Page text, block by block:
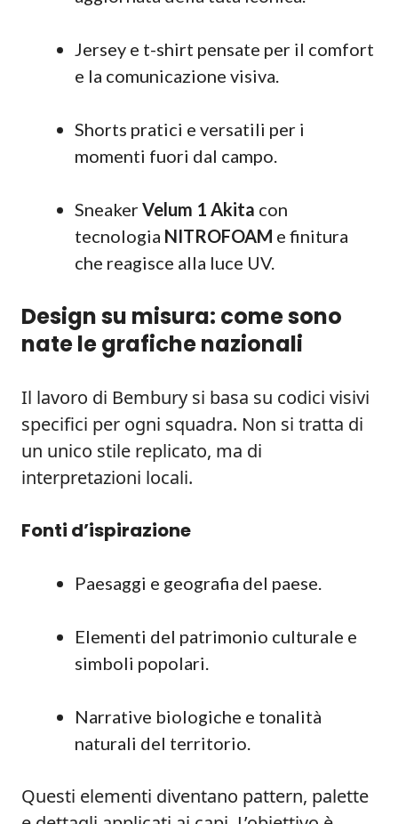
Jersey e t-shirt pensate per il comfort
e la comunicazione visiva.
Shorts pratici e versatili per i
momenti fuori dal campo.
SneakerVelum 1 Akita con
tecnologia NITROFOAM e finitura
che reagisce alla luce UV.
Design su misura: come sono
nate le grafiche nazionali
Il lavoro di Bembury si basa su codici visivi
specifici per ogni squadra. Non si tratta di
un unico stile replicato, ma di
interpretazioni locali.
Fonti d’ispirazione
Paesaggi e geografia del paese.
Elementi del patrimonio culturale e
simboli popolari.
Narrative biologiche e tonalità
naturali del territorio.
Questi elementi diventano pattern, palette